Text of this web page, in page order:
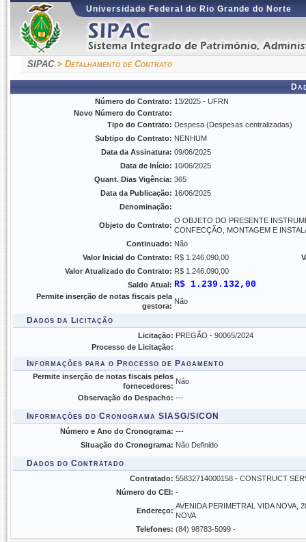
Universidade Federal do Rio Grande do Norte
SIPAC> Detalhamento de Contrato
Número do Contrato: 13/2025 - UFRN
Novo Número do Contrato:
Tipo do Contrato: Despesa (Despesas centralizadas)
Subtipo do Contrato: NENHUM
Data da Assinatura: 09/06/2025
Data de Início: 10/06/2025
Quant. Dias Vigência: 365
Data da Publicação: 16/06/2025
Denominação:
Objeto do Contrato:
O OBJETO DO PRESENTE
CONFECÇÃO, MONTAGEM E
Continuado: Não
Valor Inicial do Contrato: R$ 1.246.090,00
Valor Atualizado do Contrato: R$ 1.246.090,00
Saldo Atual: R$ 1.239.132,00
Permite inserção de notas fiscais pela
gestora:
Não
Dados da Licitação
Licitação: PREGÃO - 90065/2024
Processo de Licitação:
Informações para o Processo de Pagamento
Permite inserção de notas fiscais pelos
fornecedores:
Não
Observação do Despacho: ---
Informações do Cronograma SIASG/SICON
Número e Ano do Cronograma: ---
Situação do Cronograma: Não Definido
Dados do Contratado
Contratado: 55832714000158 - CONSTRUCT
Número do CEI: -
Endereço:
AVENIDA PERIMETRAL VIDA NOVA,
NOVA
Telefones: (84) 98783-5099 -